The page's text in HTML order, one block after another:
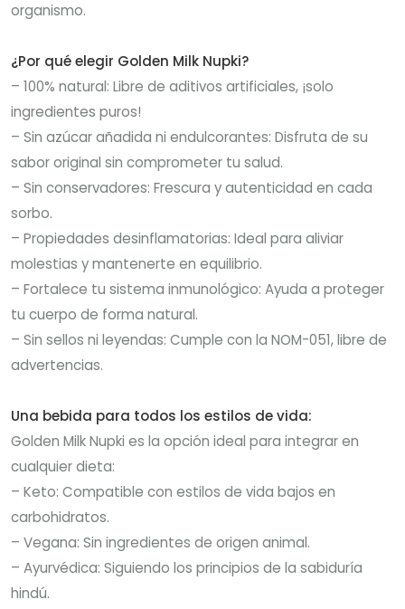
organismo.
¿Por qué elegir Golden Milk Nupki?
– 100% natural: Libre de aditivos artificiales, ¡solo
ingredientes puros!
– Sin azúcar añadida ni endulcorantes: Disfruta de su
sabor original sin comprometer tu salud.
– Sin conservadores: Frescura y autenticidad en cada
sorbo.
– Propiedades desinflamatorias: Ideal para aliviar
molestias y mantenerte en equilibrio.
– Fortalece tu sistema inmunológico: Ayuda a proteger
tu cuerpo de forma natural.
– Sin sellos ni leyendas: Cumple con la NOM-051, libre de
advertencias.
Una bebida para todos los estilos de vida:
Golden Milk Nupki es la opción ideal para integrar en
cualquier dieta:
– Keto: Compatible con estilos de vida bajos en
carbohidratos.
– Vegana: Sin ingredientes de origen animal.
– Ayurvédica: Siguiendo los principios de la sabiduría
hindú.